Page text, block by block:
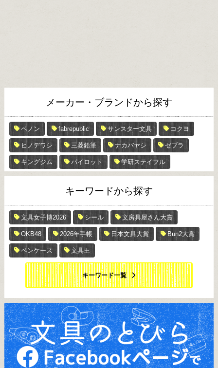
メーカー・ブランドから探す
ペノン fabrepublic サンスター文具 コクヨ
ヒノデワシ 三菱鉛筆 ナカバヤシ ゼブラ
キングジム パイロット 学研ステイフル
キーワードから探す
文具女子博2026 シール 文房具屋さん大賞
OKB48 2026年手帳 日本文具大賞 Bun2大賞
ペンケース 文具王
キーワード一覧